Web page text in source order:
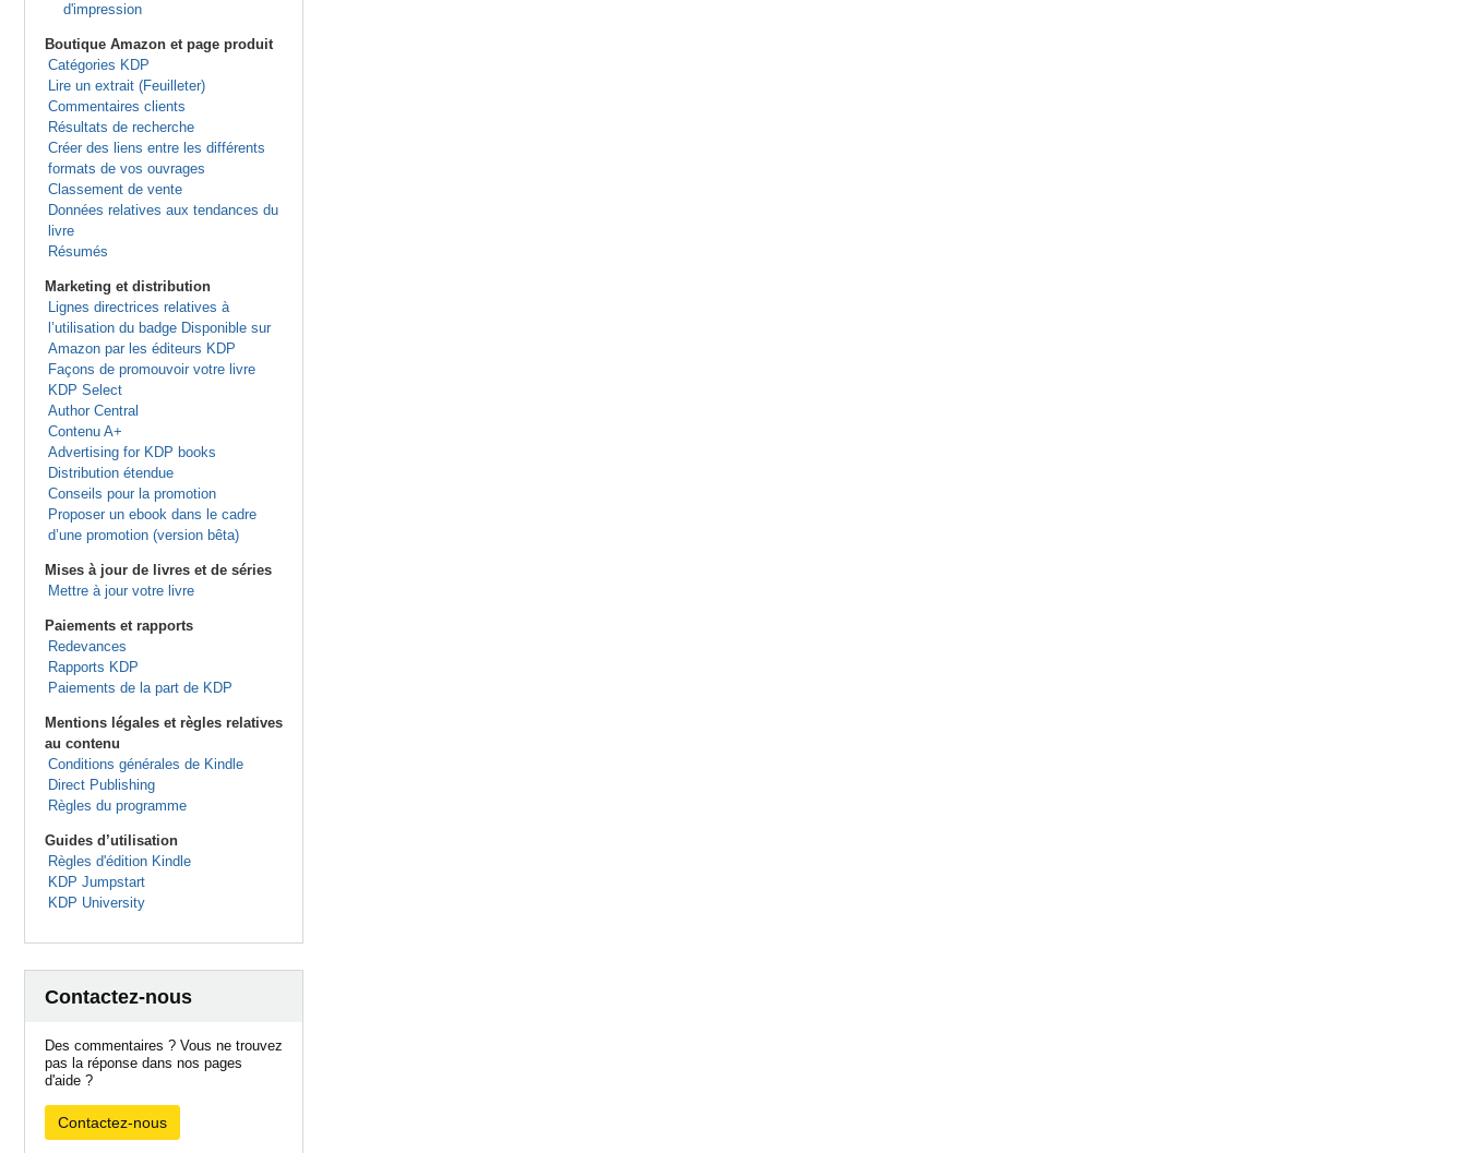
d'impression
Boutique Amazon et page produit
Catégories KDP
Lire un extrait (Feuilleter)
Commentaires clients
Résultats de recherche
Créer des liens entre les différents
formats de vos ouvrages
Classement de vente
Données relatives aux tendances du
livre
Résumés
Marketing et distribution
Lignes directrices relatives à
l’utilisation du badge Disponible sur
Amazon par les éditeurs KDP
Façons de promouvoir votre livre
KDP Select
Author Central
Contenu A+
Advertising for KDP books
Distribution étendue
Conseils pour la promotion
Proposer un ebook dans le cadre
d’une promotion (version bêta)
Mises à jour de livres et de séries
Mettre à jour votre livre
Paiements et rapports
Redevances
Rapports KDP
Paiements de la part de KDP
Mentions légales et règles relatives
au contenu
Conditions générales de Kindle
Direct Publishing
Règles du programme
Guides d’utilisation
Règles d'édition Kindle
KDP Jumpstart
KDP University
Contactez-nous
Des commentaires ? Vous ne trouvez
pas la réponse dans nos pages
d'aide ?
Contactez-nous